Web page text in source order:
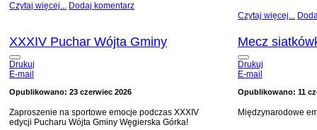
Czytaj więcej... Dodaj komentarz
Czytaj więcej...
XXXIV Puchar Wójta Gminy
Drukuj
E-mail
Opublikowano: 23 czerwiec 2026
Zaproszenie na sportowe emocje podczas XXXIV
edycji Pucharu Wójta Gminy Węgierska Górka!
Mecz
Drukuj
E-mail
Opublikowano: 11
Międzynarodowe